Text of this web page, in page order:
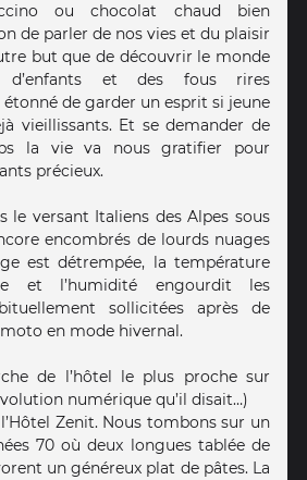
ou chocolat chaud bien
de parler de nos vies et du plaisir
but que de découvrir le monde
et des fous rires
étonné de garder un esprit si jeune
vieillissants. Et se demander de
la vie va nous gratifier pour
précieux.
le versant Italiens des Alpes sous
encombrés de lourds nuages
est détrempée, la température
et l’humidité engourdit les
sollicitées après de
en mode hivernal.
de l’hôtel le plus proche sur
numérique qu’il disait…)
Zenit. Nous tombons sur un
70 où deux longues tablée de
un généreux plat de pâtes. La